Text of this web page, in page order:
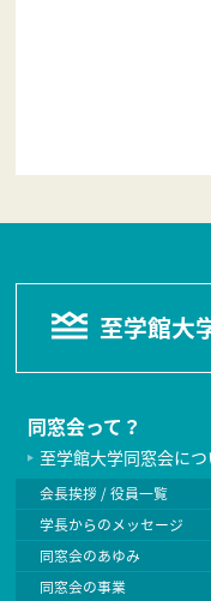
至学館大
同窓会って？
至学館大学同窓会に
会長挨拶 / 役員一覧
学長からのメッセージ
同窓会のあゆみ
同窓会の事業